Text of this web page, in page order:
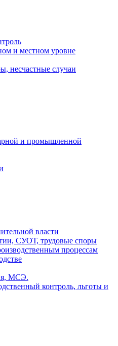
и местном уровне
несчастные случаи
и промышленной
власти
СУОТ, трудовые споры
процессам
МСЭ.
контроль, льготы и